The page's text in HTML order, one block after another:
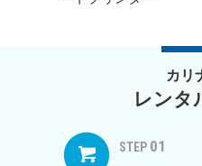
カリ
レンタ
STEP 01